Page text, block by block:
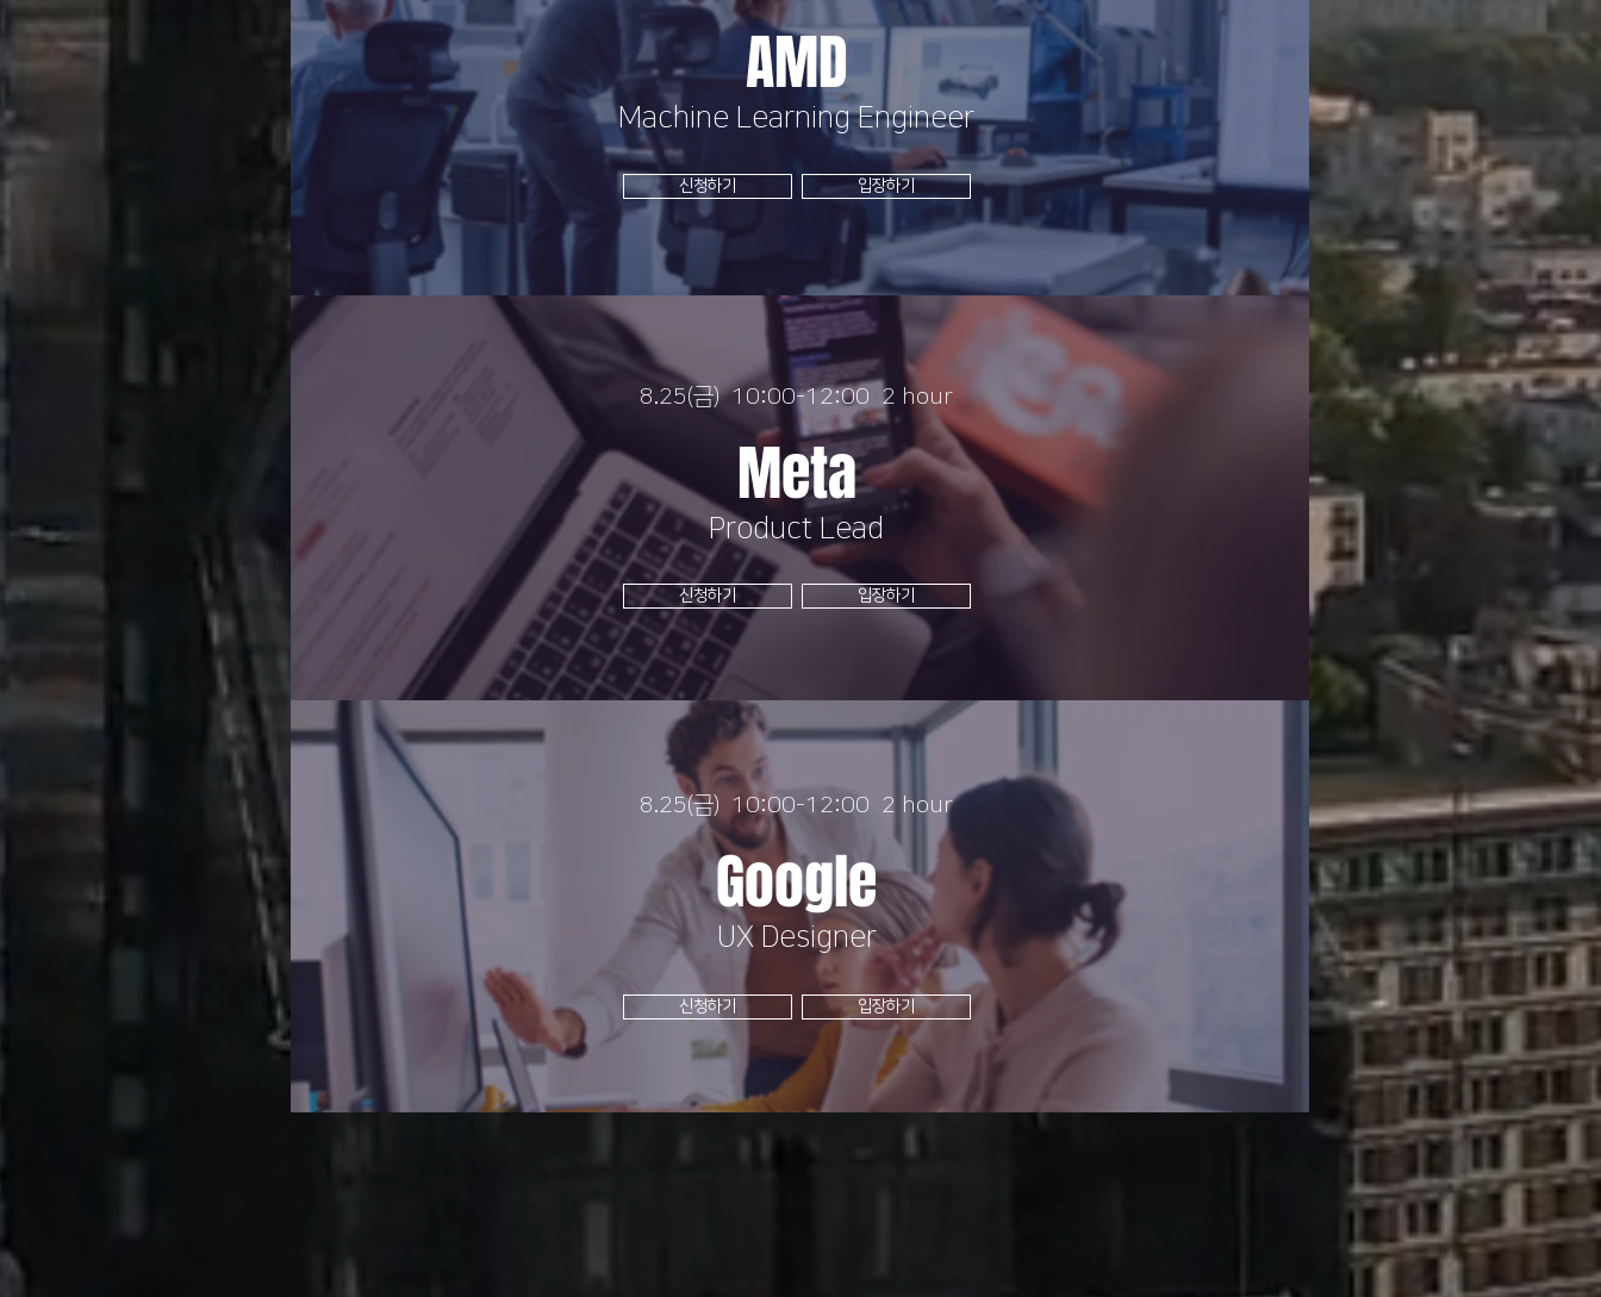
AMD
Machine Learning Engineer
입장하기
신청하기
8.25(금) 10:00-12:00 2 hour
Meta
​Product Lead
신청하기 입장하기
8.25(금) 10:00-12:00 2 hour
Google
UX Designer
신청하기 입장하기